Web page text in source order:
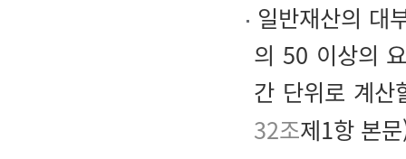
일반재산의 대
의 50 이상의
간 단위로 계산
32조제1항 본